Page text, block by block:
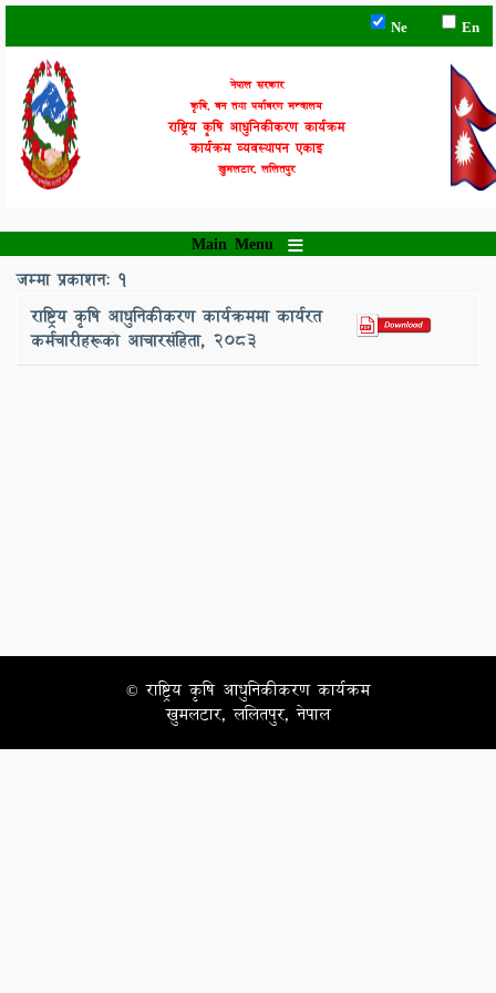
Skip
content
Ne En
नेपाल सरकार
कृषि, वन तथा पर्यावरण मन्त्रालय
राष्ट्रिय कृषि आधुनिकीकरण कार्यक्रम
कार्यक्रम व्यवस्थापन एकाइ
खुमलटार, ललितपुर
Main Menu
जम्मा प्रकाशन: 1
राष्ट्रिय कृषि आधुनिकीकरण कार्यक्रममा कार्यरत
कर्मचारीहरूको आचारसंहिता, 20८३
© राष्ट्रिय कृषि आधुनिकीकरण कार्यक्रम
खुमलटार, ललितपुर, नेपाल